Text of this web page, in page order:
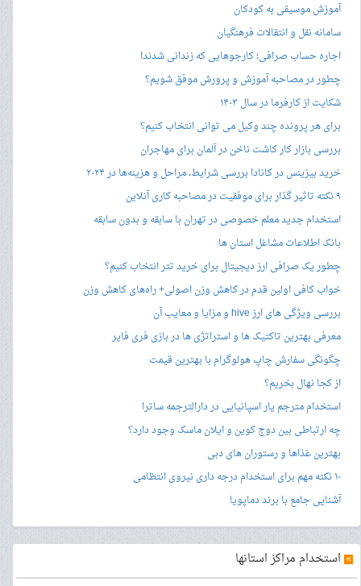
آموزش موسیقی به کودکان
سامانه نقل و انتقالات فرهنگیان
اجاره حساب صرافی؛ کارجوهایی که زندانی شدند!
چطور در مصاحبه‌ آموزش و پرورش موفق شویم؟
شکایت از کارفرما در سال ۱۴۰۳
برای هر پرونده چند وکیل می توانی انتخاب کنیم؟
بررسی بازار کار کاشت ناخن در آلمان برای مهاجران
خرید بیزینس در کانادا بررسی شرایط، مراحل و هزینه‌ها در ۲۰۲۴
۹ نکته تاثیر گذار برای موفقیت در مصاحبه کاری آنلاین
استخدام جدید معلم خصوصی در تهران با سابقه و بدون سابقه
بانک اطلاعات مشاغل استان ها
چطور یک صرافی ارز دیجیتال برای خرید تتر انتخاب کنیم؟
خواب کافی اولین قدم در کاهش وزن اصولی+ راه‌های کاهش وزن
بررسی ویژگی های ارز hive و مزایا و معایب آن
معرفی بهترین تاکتیک ها و استراتژی ها در بازی فری فایر
چگونگی سفارش چاپ هولوگرام با بهترین قیمت
از کجا نهال بخریم؟
استخدام مترجم یار اسپانیایی در دارالترجمه ساترا
چه ارتباطی بین دوج کوین و ایلان ماسک وجود دارد؟
بهترین غذاها و رستوران های دبی
۱۰ نکته مهم برای استخدام درجه داری نیروی انتظامی
آشنایی جامع با برند دماپویا
» استخدام مراکز استانها